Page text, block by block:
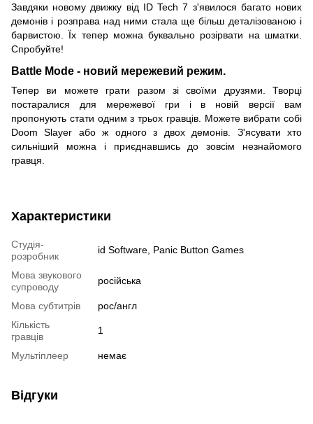
Завдяки новому движку від ID Tech 7 з'явилося багато нових
демонів і розправа над ними стала ще більш деталізованою і
барвистою. Їх тепер можна буквально розірвати на шматки.
Спробуйте!
Battle Mode - новий мережевий режим.
Тепер ви можете грати разом зі своїми друзями. Творці
постаралися для мережевої гри і в новій версії вам
пропонують стати одним з трьох гравців. Можете вибрати собі
Doom Slayer або ж одного з двох демонів. З'ясувати хто
сильніший можна і приєднавшись до зовсім незнайомого
гравця.
Характеристики
Студія-
розробник
id Software, Panic Button Games
Мова звукового
супроводу
російська
Мова субтитрів
рос/англ
Кількість
гравців
1
Мультіплеер немає
Відгуки